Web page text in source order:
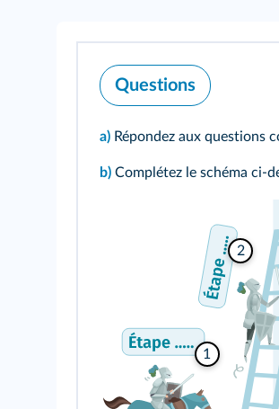
Questions
a) Répondez aux questions
b) Complétez le schéma ci-
1
2